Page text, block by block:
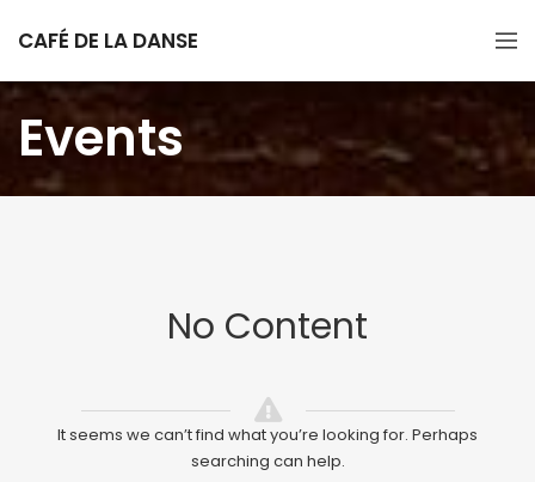
CAFÉ DE LA DANSE
Events
No Content
It seems we can’t find what you’re looking for. Perhaps
searching can help.